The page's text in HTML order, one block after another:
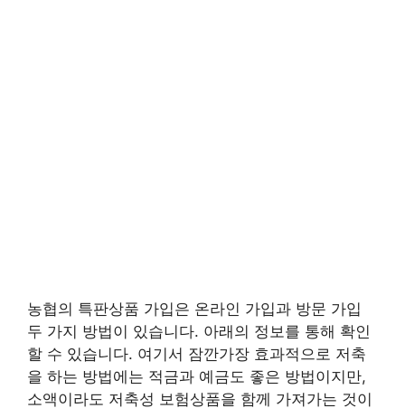
농협의 특판상품 가입은 온라인 가입과 방문 가입
두 가지 방법이 있습니다. 아래의 정보를 통해 확인
할 수 있습니다. 여기서 잠깐가장 효과적으로 저축
을 하는 방법에는 적금과 예금도 좋은 방법이지만,
소액이라도 저축성 보험상품을 함께 가져가는 것이